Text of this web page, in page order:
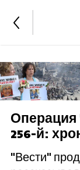
256-й:
"Вести"